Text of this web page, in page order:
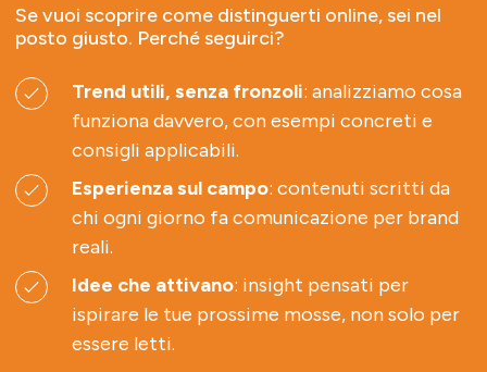
Se vuoi scoprire come distinguerti online, sei nel
posto giusto. Perché seguirci?
Trend utili, senza fronzoli: analizziamo cosa
funziona davvero, con esempi concreti e
consigli applicabili.
Esperienza sul campo: contenuti scritti da
chi ogni giorno fa comunicazione per brand
reali.
Idee che attivano: insight pensati per
ispirare le tue prossime mosse, non solo per
essere letti.